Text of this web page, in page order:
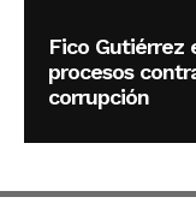
Fico Gutiérrez
procesos
corrupción